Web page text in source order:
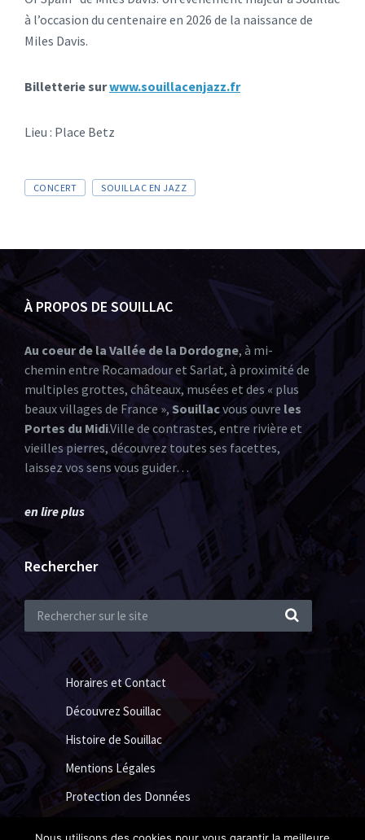
à l’occasion du centenaire en 2026 de la naissance de
Miles Davis.
Billetterie surwww.souillacenjazz.fr
Lieu : Place Betz
CONCERT SOUILLAC EN JAZZ
À PROPOS DE SOUILLAC
Au coeur de la Vallée de la Dordogne, à mi-
chemin entre Rocamadour et Sarlat, à proximité de
multiples grottes, châteaux, musées et des « plus
beaux villages de France », Souillacvous ouvre les
Portes du Midi.Ville de contrastes, entre rivière et
vieilles pierres, découvrez toutes ses facettes,
laissez vos sens vous guider…
en lire plus
Rechercher
Horaires et Contact
Découvrez Souillac
Histoire de Souillac
Mentions Légales
Protection des Données